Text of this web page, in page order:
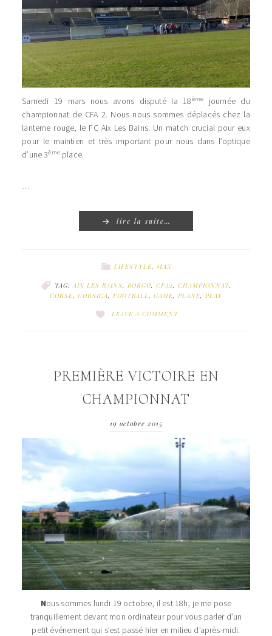
Samedi 19 mars nous avons disputé la 18ème
journée du
championnat de CFA 2. Nous nous sommes déplacés chez la
lanterne rouge, le FC Aix Les Bains. Un match crucial pour eux
pour le maintien et très important pour nous dans l’optique
d’une 3èmeplace.
…
lire la suite…
LIFESTYLE, MAX
TAG:AIX LES BAINS, BORGO, CFA2, CHAMPIONNAT,
CORSE, CORSICA, FOOTBALL, GAME, PLANE, PLAY
LEAVE A COMMENT
PREMIÈRE VICTOIRE EN
CHAMPIONNAT
19 octobre 2015
Nous sommes lundi 19 octobre, il est 18h, je me pose
tranquillement devant mon ordinateur pour vous parler d’un
petit événement qui s’est passé hier en milieu d’après-midi.